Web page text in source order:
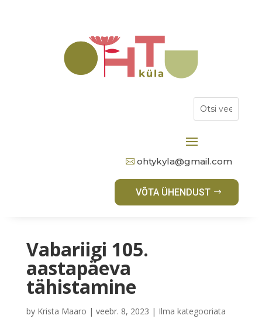
ohtykyla@gmail.com
VÕTA ÜHENDUST
Vabariigi 105.
aastapäeva
tähistamine
by Krista Maaro | veebr. 8, 2023 | Ilma kategooriata